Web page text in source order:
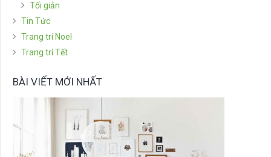
Tối giản
Tin Tức
Trang trí Noel
Trang trí Tết
BÀI VIẾT MỚI NHẤT